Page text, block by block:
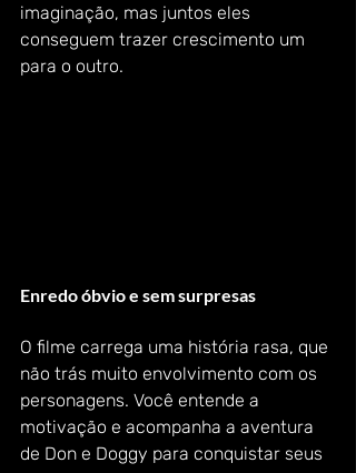
imaginação, mas juntos eles
conseguem trazer crescimento um
para o outro.
Enredo óbvio e sem surpresas
O filme carrega uma história rasa, que
não trás muito envolvimento com os
personagens. Você entende a
motivação e acompanha a aventura
de Don e Doggy para conquistar seus